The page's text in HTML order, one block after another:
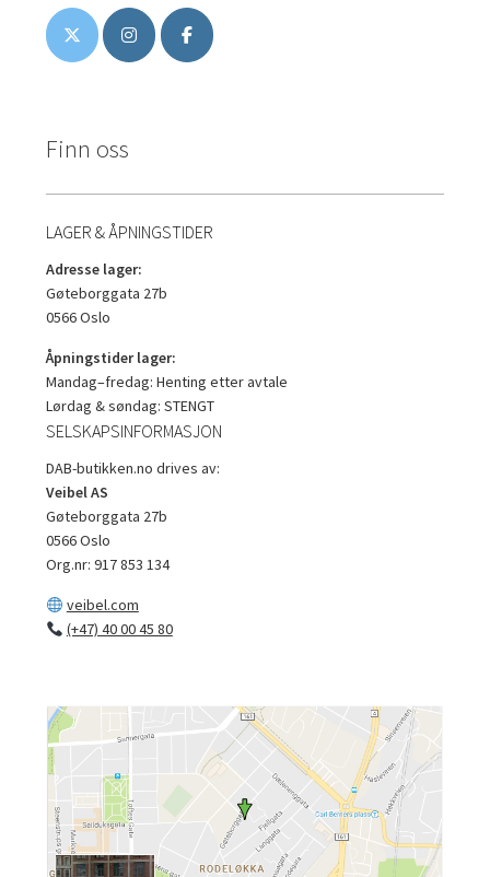
Finn oss
LAGER & ÅPNINGSTIDER
Adresse lager:
Gøteborggata 27b
0566 Oslo
Åpningstider lager:
Mandag–fredag: Henting etter avtale
Lørdag & søndag: STENGT
SELSKAPSINFORMASJON
DAB-butikken.no drives av:
Veibel AS
Gøteborggata 27b
0566 Oslo
Org.nr: 917 853 134
veibel.com
(+47) 40 00 45 80